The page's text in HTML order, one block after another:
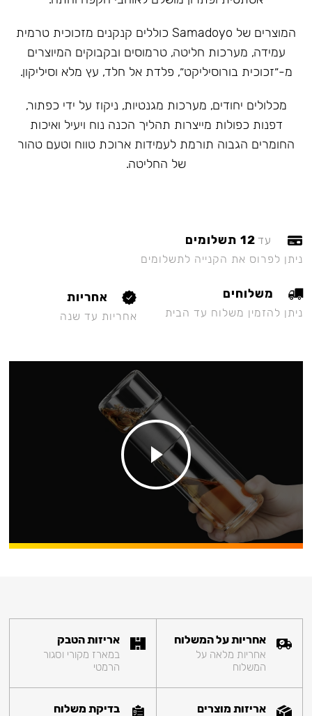
המוצרים של Samadoyo כוללים קנקנים מזכוכית טרמית
עמידה, מערכות חליטה, טרמוסים ובקבוקים המיוצרים
מ-״זכוכית בורוסיליקט״, פלדת אל חלד, עץ מלא וסיליקון.
מכלולים יחודים, מערכות מגנטיות, ניקוז על ידי כפתור,
דפנות כפולות מייצרות תהליך הכנה נוח ויעיל ואיכות
החומרים הגבוה תורמת לעמידות ארוכת טווח וטעם טהור
של החליטה.
עד 12 תשלומים
ניתן לפרוס את הקנייה לתשלומים
משלוחים
ניתן להזמין משלוח עד הבית
אחריות
אחריות עד שנה
אחריות על המשלוח
אחריות מלאה על
המשלוח
אריזות הטבק
במארז מקורי וסגור
הרמטי
אריזות מוצרים בדיקת משלוח